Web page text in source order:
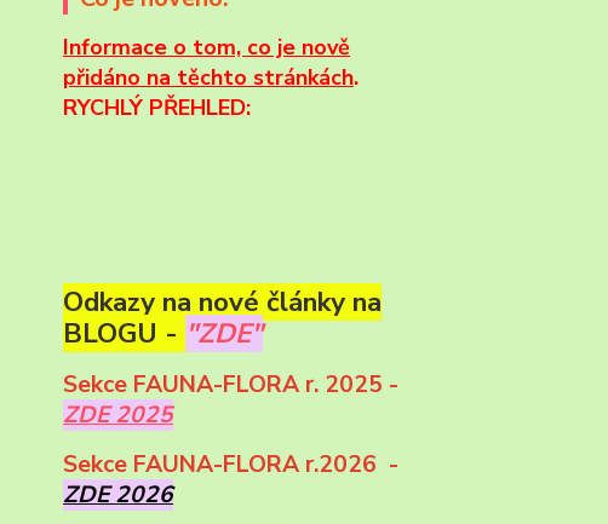
Informace o tom, co je nově
přidáno na těchto stránkách.
RYCHLÝ PŘEHLED:
Odkazy na nové články na
BLOGU - "ZDE"
Sekce FAUNA-FLORA r. 2025 -
ZDE 2025
Sekce FAUNA-FLORA r.2026 -
ZDE 2026